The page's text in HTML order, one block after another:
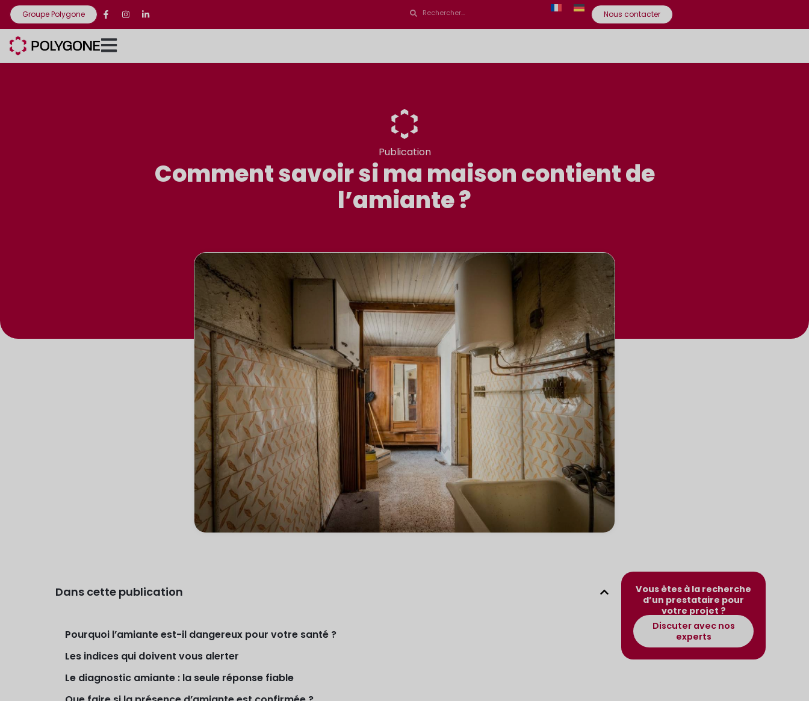
Groupe Polygone Nous contacter
Publication
Comment savoir si ma maison contient de
l’amiante ?
Dans cette publication
Pourquoi l’amiante est-il dangereux pour votre santé ?
Les indices qui doivent vous alerter
Le diagnostic amiante : la seule réponse fiable
Vous êtes à la recherche
d’un prestataire pour
votre projet ?
Discuter avec nos
experts